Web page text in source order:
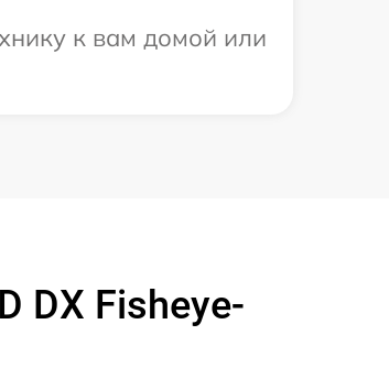
к вам домой или
DX Fisheye-